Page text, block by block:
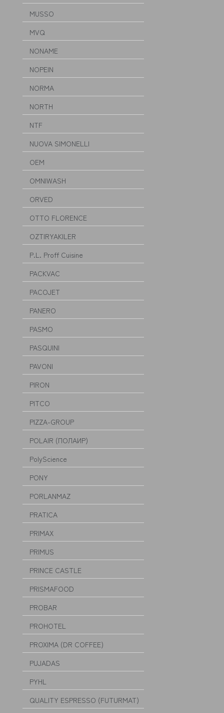
MUSSO
MVQ
NONAME
NOPEIN
NORMA
NORTH
NTF
NUOVA SIMONELLI
OEM
OMNIWASH
ORVED
OTTO FLORENCE
OZTIRYAKILER
P.L. Proff Cuisine
PACKVAC
PACOJET
PANERO
PASMO
PASQUINI
PAVONI
PIRON
PITCO
PIZZA-GROUP
POLAIR (ПОЛАИР)
PolyScience
PONY
PORLANMAZ
PRATICA
PRIMAX
PRIMUS
PRINCE CASTLE
PRISMAFOOD
PROBAR
PROHOTEL
PROXIMA (DR COFFEE)
PUJADAS
PYHL
QUALITY ESPRESSO (FUTURMAT)